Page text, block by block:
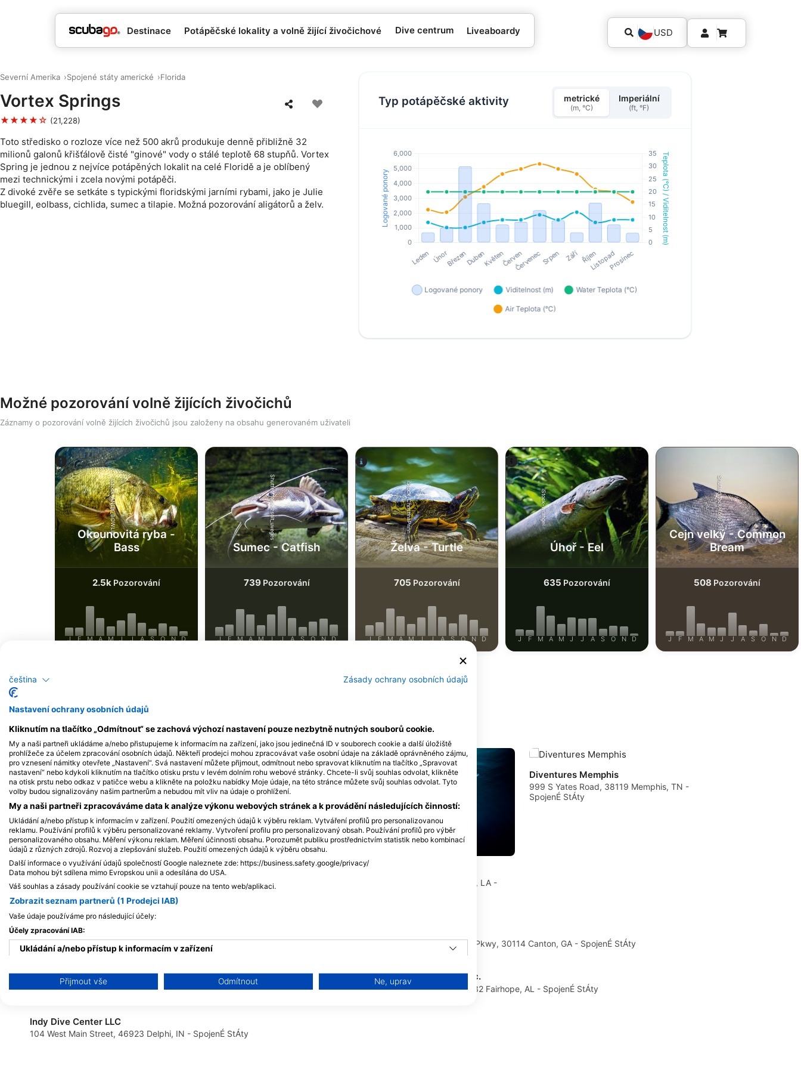
Destinace Potápěčské lokality a volně žijící živočichové Dive centrum Liveaboardy USD
Severní Amerika Spojené státy americké Florida
Vortex Springs
★★★★☆ (21,228)
Toto středisko o rozloze více než 500 akrů produkuje denně přibližně 32
milionů galonů křišťálově čisté "ginové" vody o stálé teplotě 68 stupňů. Vortex
Spring je jednou z nejvíce potápěných lokalit na celé Floridě a je oblíbený
mezi technickými i zcela novými potápěči.
Z divoké zvěře se setkáte s typickými floridskými jarními rybami, jako je Julie
bluegill, eolbass, cichlida, sumec a tilapie. Možná pozorování aligátorů a želv.
Typ potápěčské aktivity metrické
(m, °C)
Imperiální
(ft, °F)
Možné pozorování volně žijících živočichů
Záznamy o pozorování volně žijících živočichů jsou založeny na obsahu generovaném uživateli
iStock-ANDY_BOWLIN
Okounovitá ryba -
Bass
2.5k Pozorování
J F M A M J J A S O N D
Shutterstock-zsolt_uveges
Sumec - Catfish
739Pozorování
J F M A M J J A S O N D
iStock-ChristinaPrinn
Želva - Turtle
705 Pozorování
J F M A M J J A S O N D
iStock-wrangel
Úhoř - Eel
635 Pozorování
J F M A M J J A S O N D
Shutterstock-Tony Tilford
Cejn velký - Common
Bream
508 Pozorování
J F M A M J J A S O N D
Potápěčská centra obsluhující tuto potápěčskou lokalitu
Woods & Water
124 Edwards Ave, 33510 Brandon, FL -
SpojenÉ StÁty
Adventure Sports, Wade Lloyd
747 E Glenn Ave., 36830 Auburn, AL -
SpojenÉ StÁty
Harry’s Dive Shop, Inc.
4709 Airline Dr., 70001 Metairie, LA -
Diventures Memphis
999 S Yates Road, 38119 Memphis, TN -
SpojenÉ StÁty
Diventures Marietta
2714 Sandy Plains Rd, 30066 Marietta, GA - SpojenÉ StÁty
Adventure Sports II INC
1546 East Ann Street, 36107 Montgomery, AL - SpojenÉ StÁty
Indy Dive Center LLC
104 West Main Street, 46923 Delphi, IN - SpojenÉ StÁty
1907 Reinhardt College Pkwy, 30114 Canton, GA - SpojenÉ StÁty
Underwater Works Inc.
24208 Us Hwy 98, 36532 Fairhope, AL - SpojenÉ StÁty
čeština Zásady ochrany osobních údajů
Nastavení ochrany osobních údajů
Kliknutím na tlačítko „Odmítnout“ se zachová výchozí nastavení pouze nezbytně nutných souborů cookie.
My a naši partneři ukládáme a/nebo přistupujeme k informacím na zařízení, jako jsou jedinečná ID v souborech cookie a další úložiště
prohlížeče za účelem zpracování osobních údajů. Někteří prodejci mohou zpracovávat vaše osobní údaje na základě oprávněného zájmu,
pro vznesení námitky otevřete „Nastavení“. Svá nastavení můžete přijmout, odmítnout nebo spravovat kliknutím na tlačítko „Spravovat
nastavení“ nebo kdykoli kliknutím na tlačítko otisku prstu v levém dolním rohu webové stránky. Chcete-li svůj souhlas odvolat, klikněte
na otisk prstu nebo odkaz v patičce webu a klikněte na položku nabídky Moje údaje, na této stránce můžete svůj souhlas odvolat. Tyto
volby budou signalizovány našim partnerům a nebudou mít vliv na údaje o prohlížení.
My a naši partneři zpracováváme data k analýze výkonu webových stránek a k provádění následujících činností:
Ukládání a/nebo přístup k informacím v zařízení. Použití omezených údajů k výběru reklam. Vytváření profilů pro personalizovanou
reklamu. Používání profilů k výběru personalizované reklamy. Vytvoření profilu pro personalizovaný obsah. Používání profilů pro výběr
personalizovaného obsahu. Měření výkonu reklam. Měření účinnosti obsahu. Porozumět publiku prostřednictvím statistik nebo kombinací
údajů z různých zdrojů. Rozvoj a zlepšování služeb. Použití omezených údajů k výběru obsahu.
Další informace o využívání údajů společností Google naleznete zde: https://business.safety.google/privacy/
Data mohou být sdílena mimo Evropskou unii a odesílána do USA.
Váš souhlas a zásady používání cookie se vztahují pouze na tento web/aplikaci.
Zobrazit seznam partnerů (1 Prodejci IAB)
Vaše údaje používáme pro následující účely:
Účely zpracování IAB:
Ukládání a/nebo přístup k informacím v zařízení
Použití omezených údajů k výběru reklam
Používání profilů k výběru personalizované reklamy
Přijmout vše Odmítnout Ne, uprav